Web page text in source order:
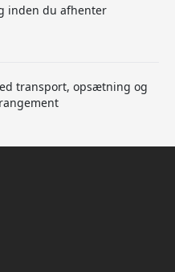
inden du afhenter
transport, opsætning og